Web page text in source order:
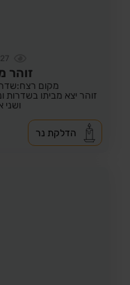
27
זוהר
מקום
זוהר יצא מביתו בשדרות
ושני
הדלקת נר